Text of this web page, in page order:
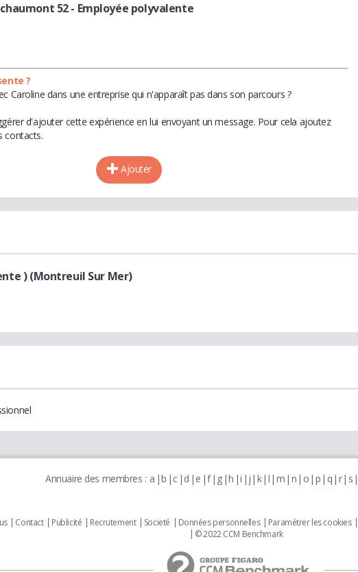
52- Employée polyvalente
?
Caroline dans une entreprise qui n'apparaît pas dans son parcours ?
d'ajouter cette expérience en lui envoyant un message. Pour cela ajoutez
contacts.
Ajouter
) (Montreuil Sur Mer)
Annuaire des membres : a b c d e f g h i j k l m n o p q r s
Contact Publicité Recrutement Societé Données personnelles Paramétrer les cookies
© 2022 CCM Benchmark